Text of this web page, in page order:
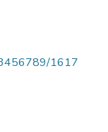
1617